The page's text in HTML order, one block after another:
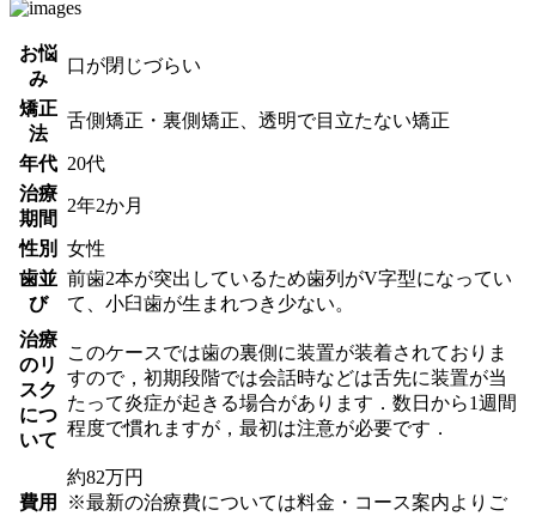
お悩
み
口が閉じづらい
矯正
法
舌側矯正・裏側矯正、透明で目立たない矯正
年代 20代
治療
期間
2年2か月
性別
女性
歯並
び
前歯2本が突出しているため歯列がV字型になってい
て、小臼歯が生まれつき少ない。
治療
のリ
スク
につ
いて
このケースでは歯の裏側に装置が装着されておりま
すので，初期段階では会話時などは舌先に装置が当
たって炎症が起きる場合があります．数日から1週間
程度で慣れますが，最初は注意が必要です．
費用
約82万円
※最新の治療費については料金・コース案内よりご